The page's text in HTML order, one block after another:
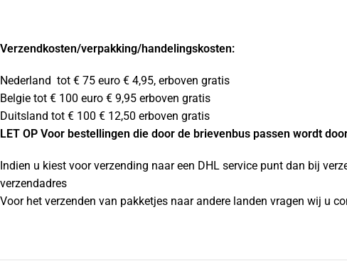
Verzendkosten/verpakking/handelingskosten:
Nederland tot € 75 euro € 4,95, erboven gratis
Belgie tot € 100 euro € 9,95 erboven gratis
Duitsland tot € 100 € 12,50 erboven gratis
LET OP Voor bestellingen die door de brievenbus passen wordt
Indien u kiest voor verzending naar een DHL service punt dan bij
verzendadres
Voor het verzenden van pakketjes naar andere landen vragen wij u